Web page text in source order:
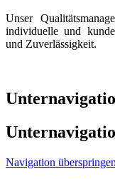
Unser
individuelle und
und Zuverlässigkeit.
Navigation überspringen